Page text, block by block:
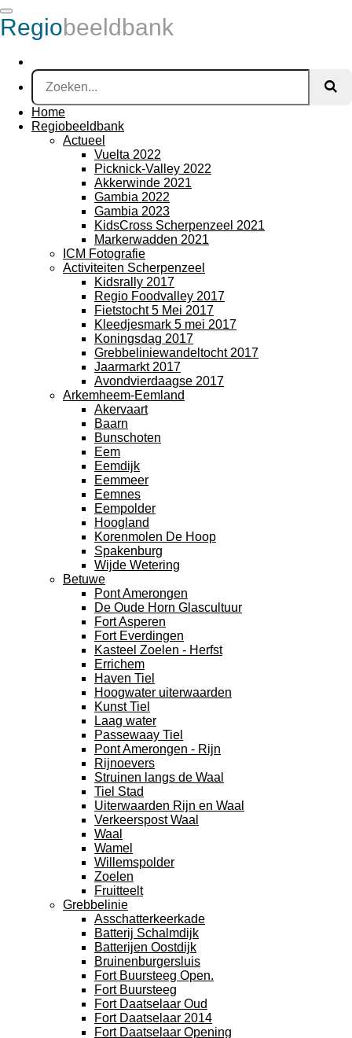
Ga
direct
naar
hoofdinhoud
Regiobeeldbank
Home
Regiobeeldbank
Actueel
Vuelta 2022
Picknick-Valley 2022
Akkerwinde 2021
Gambia 2022
Gambia 2023
KidsCross Scherpenzeel 2021
Markerwadden 2021
ICM Fotografie
Activiteiten Scherpenzeel
Kidsrally 2017
Regio Foodvalley 2017
Fietstocht 5 Mei 2017
Kleedjesmark 5 mei 2017
Koningsdag 2017
Grebbeliniewandeltocht 2017
Jaarmarkt 2017
Avondvierdaagse 2017
Arkemheem-Eemland
Akervaart
Baarn
Bunschoten
Eem
Eemdijk
Eemmeer
Eemnes
Eempolder
Hoogland
Korenmolen De Hoop
Spakenburg
Wijde Wetering
Betuwe
Pont Amerongen
De Oude Horn Glascultuur
Fort Asperen
Fort Everdingen
Kasteel Zoelen - Herfst
Errichem
Haven Tiel
Hoogwater uiterwaarden
Kunst Tiel
Laag water
Passewaay Tiel
Pont Amerongen - Rijn
Rijnoevers
Struinen langs de Waal
Tiel Stad
Uiterwaarden Rijn en Waal
Verkeerspost Waal
Waal
Wamel
Willemspolder
Zoelen
Fruitteelt
Grebbelinie
Asschatterkeerkade
Batterij Schalmdijk
Batterijen Oostdijk
Bruinenburgersluis
Fort Buursteeg Open.
Fort Buursteeg
Fort Daatselaar Oud
Fort Daatselaar 2014
Fort Daatselaar Opening